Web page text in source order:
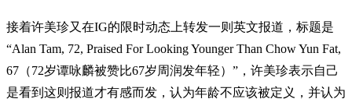
接着许美珍又在IG的限时动态上转发一则英文报道，标题是
“Alan Tam, 72, Praised For Looking Younger Than Chow Yun Fat,
67（72岁谭咏麟被赞比67岁周润发年轻）”，许美珍表示自己
是看到这则报道才有感而发，认为年龄不应该被定义，并认为